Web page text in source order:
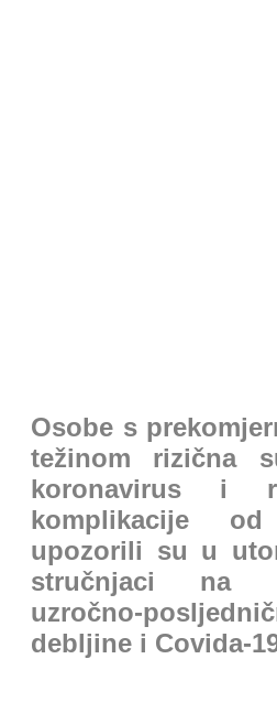
Osobe s
težinom rizična
koronavirus i
komplikacije
upozorili su u
stručnjaci na
uzročno-
debljine i Covida-